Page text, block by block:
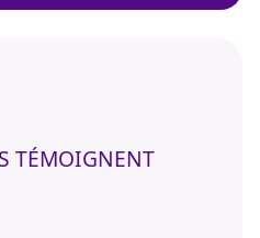
TÉMOIGNENT